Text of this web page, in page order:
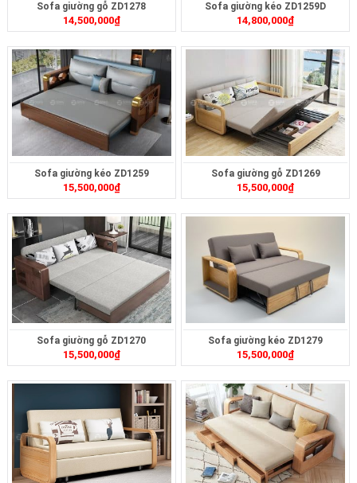
Sofa giường gỗ ZD1278
14,500,000₫
Sofa giường kéo ZD1259D
14,800,000₫
Sofa giường kéo ZD1259
15,500,000₫
Sofa giường gỗ ZD1269
15,500,000₫
Sofa giường gỗ ZD1270
15,500,000₫
Sofa giường kéo ZD1279
15,500,000₫